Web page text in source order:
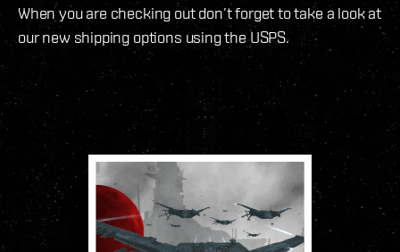
When you are checking out don’t forget to take a look at
our new shipping options using the USPS.